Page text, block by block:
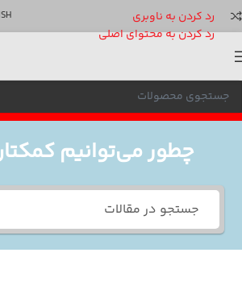
رد کردن به ناوبری
رد کردن به محتوای اصلی
ENGLISH
چطور می‌توانیم کمکتان